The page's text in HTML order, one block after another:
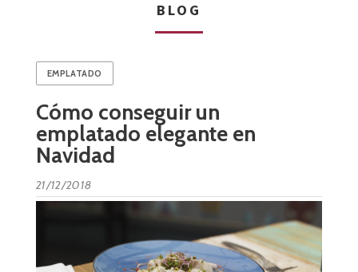
BLOG
EMPLATADO
Cómo conseguir un
emplatado elegante en
Navidad
21/12/2018